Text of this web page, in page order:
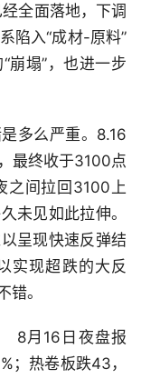
全面落地，下调
陷入“成材-原料”
崩塌”，也进一步
多么严重。8.16
最终收于3100点
之间拉回3100上
未见如此拉伸。
呈现快速反弹结
实现超跌的大反
错。
8月16日夜盘报
；热卷板跌43，